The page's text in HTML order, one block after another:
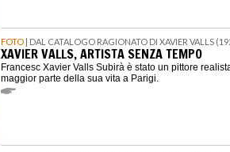
FOTO | DAL CATALOGO RAGIONATO DI XAVIER VALLS
XAVIER VALLS, ARTISTA SENZA TEMPO
Francesc Xavier Valls Subirà è stato un pittore
maggior parte della sua vita a Parigi.